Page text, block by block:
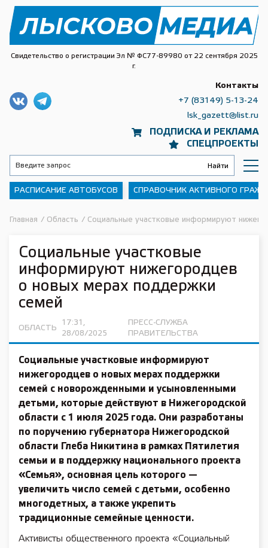
Свидетельство о регистрации Эл № ФС77-89980 от 22 сентября 2025
г.
ПОДПИСКА И РЕКЛАМА
СПЕЦПРОЕКТЫ
Контакты
+7 (83149) 5-13-24
lsk_gazett@list.ru
РАСПИСАНИЕ АВТОБУСОВ СПРАВОЧНИК АКТИВНОГО
Главная / Область / Социальные участковые информируют
Социальные участковые
информируют нижегородцев
о новых мерах поддержки
семей
ОБЛАСТЬ
17:31,
28/08/2025
ПРЕСС-СЛУЖБА
ПРАВИТЕЛЬСТВА
Социальные участковые информируют
нижегородцев о новых мерах поддержки
семей с новорожденными и усыновленными
детьми, которые действуют в Нижегородской
области с 1 июля 2025 года. Они разработаны
по поручению губернатора Нижегородской
области Глеба Никитина в рамках Пятилетия
семьи и в поддержку национального проекта
«Семья», основная цель которого —
увеличить число семей с детьми, особенно
многодетных, а также укрепить
традиционные семейные ценности.
Активисты общественного проекта «Социальный